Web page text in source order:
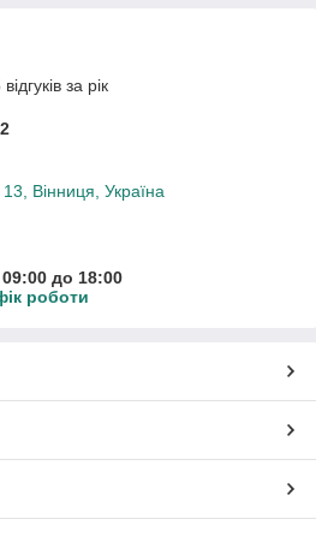
за рік
Вінниця, Україна
до 18:00
роботи